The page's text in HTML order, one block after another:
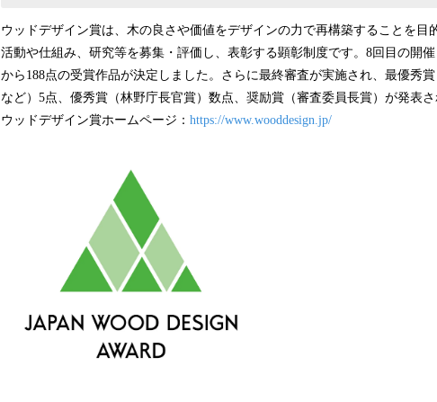
ウッドデザイン賞は、木の良さや価値をデザインの力で再構築することを目
活動や仕組み、研究等を募集・評価し、表彰する顕彰制度です。8回目の開
から188点の受賞作品が決定しました。さらに最終審査が実施され、最優秀
など）5点、優秀賞（林野庁長官賞）数点、奨励賞（審査委員長賞）が発表さ
ウッドデザイン賞ホームページ： https://www.wooddesign.jp/